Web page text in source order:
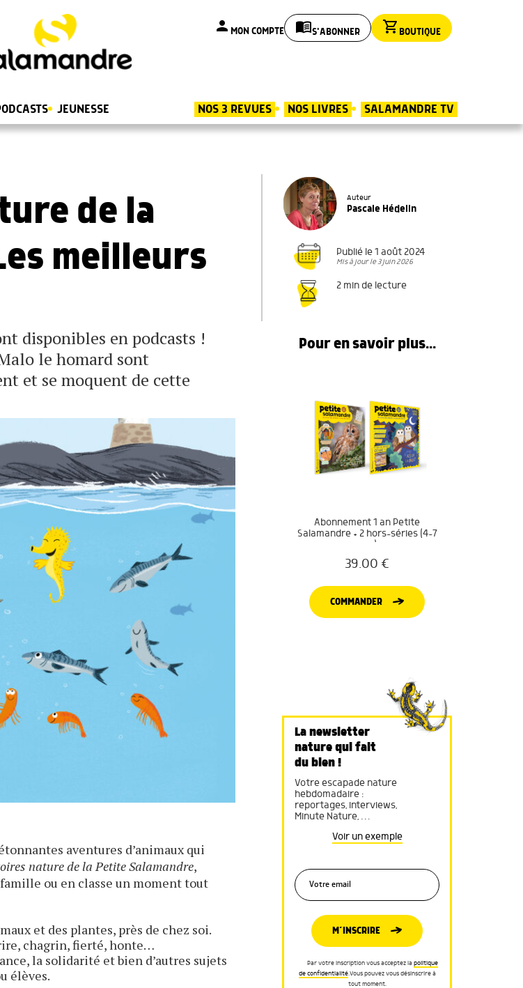
person MON COMPTE menu_bookS'ABONNER shopping_cart BOUTIQUE
JEUNESSE NOS 3 REVUES NOS LIVRES SALAMANDRE TV
de la
meilleurs
disponibles en podcasts !
le homard sont
et se moquent de cette
aventures d’animaux qui
nature de la Petite Salamandre,
ou en classe un moment tout
et des plantes, près de chez soi.
chagrin, fierté, honte…
la solidarité et bien d’autres sujets
élèves.
Auteur
Pascale Hédelin
Publié le 1 août 2024
Mis à jour le 3 juin 2026
2 min de lecture
Pour en savoir plus...
Abonnement 1 an Petite
Salamandre + 2 hors-séries (4-7
ans)
39.00 €
COMMANDER
La newsletter
nature qui fait
du bien !
Votre escapade nature
hebdomadaire :
reportages, interviews,
Minute Nature, …
Voir un exemple
M’INSCRIRE
Par votre inscription vous acceptez la politique
de confidentialité.Vous pouvez vous désinscrire à
tout moment.